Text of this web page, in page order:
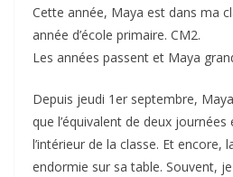
Cette année, Maya est dans ma
année d’école primaire. CM2.
Les années passent et Maya
Depuis jeudi 1er septembre,
que l’équivalent de deux journées
l’intérieur de la classe. Et encore,
endormie sur sa table. Souvent,